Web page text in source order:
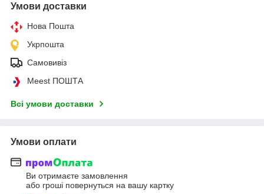
Умови доставки
Нова Пошта
Укрпошта
Самовивіз
Meest ПОШТА
Всі умови доставки
Умови оплати
Ви отримаєте замовлення
або гроші повернуться на вашу картку